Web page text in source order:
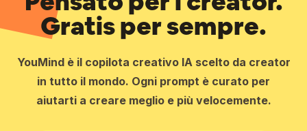
Gratis per sempre.
YouMind è il copilota creativo IA scelto da creator
in tutto il mondo. Ogni prompt è curato per
aiutarti a creare meglio e più velocemente.